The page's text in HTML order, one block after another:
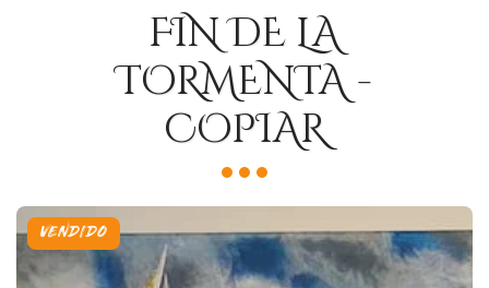
FIN DE LA
TORMENTA -
COPIAR
VENDIDO